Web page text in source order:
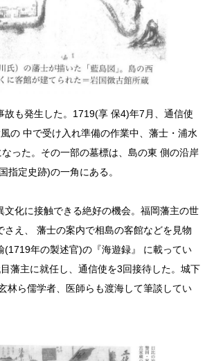
故も発生した。1719(享 保4)年7月、通信使
の 中で受け入れ準備の作業中、藩士・浦水
った。その一部の墓標は、島の東 側の沿岸
指定史跡)の一角にある。
文化に接触できる絶好の機会。福岡藩主の世
さえ、 藩士の案内で相島の客館などを見物
(1719年の製述官)の『海遊録』 に載ってい
藩主に就任し、通信使を3回接待した。城下
林ら儒学者、医師らも渡海して筆談してい